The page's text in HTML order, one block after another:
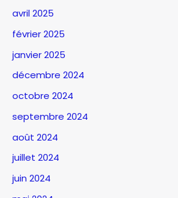
avril 2025
février 2025
janvier 2025
décembre 2024
octobre 2024
septembre 2024
août 2024
juillet 2024
juin 2024